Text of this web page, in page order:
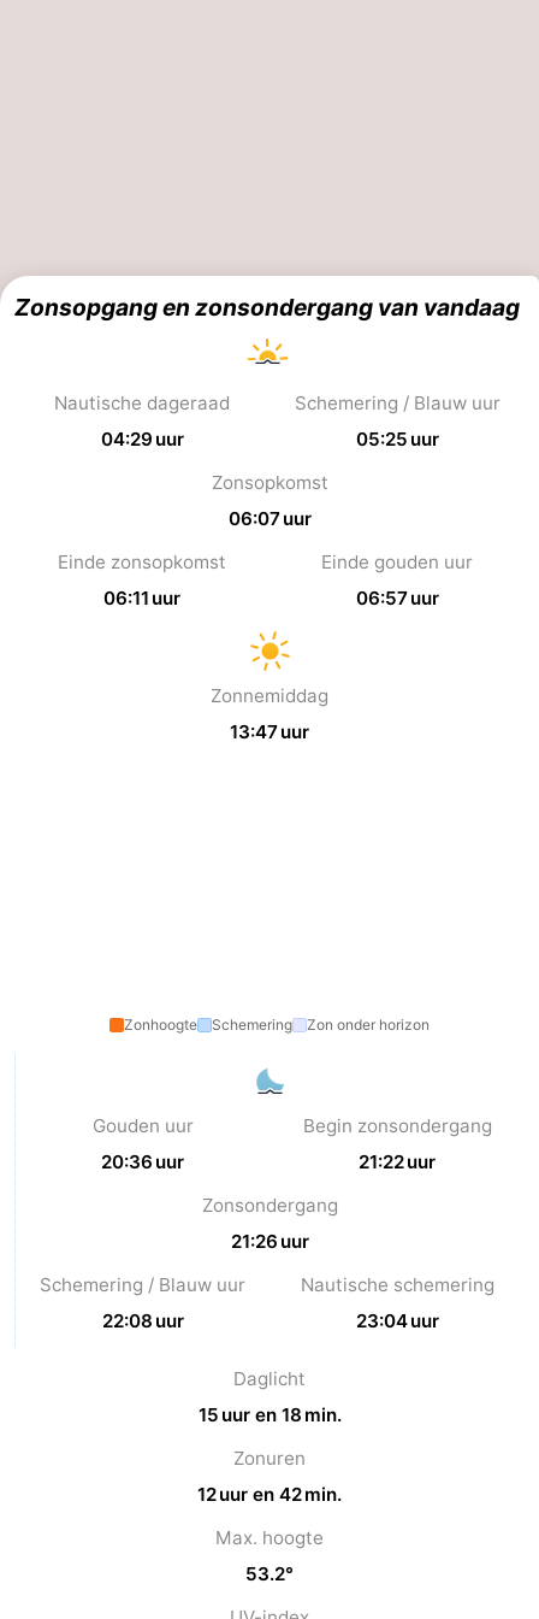
Zonsopgang en zonsondergang van vandaag
Nautische dageraad
04:29 uur
Schemering / Blauw uur
05:25 uur
Zonsopkomst
06:07 uur
Einde zonsopkomst
06:11 uur
Einde gouden uur
06:57 uur
Zonnemiddag
13:47 uur
Zonhoogte Schemering Zon onder horizon
Gouden uur
20:36 uur
Begin zonsondergang
21:22 uur
Zonsondergang
21:26 uur
Schemering / Blauw uur
22:08 uur
Nautische schemering
23:04 uur
Daglicht
15 uur en 18 min.
Zonuren
12 uur en 42 min.
Max. hoogte
53.2°